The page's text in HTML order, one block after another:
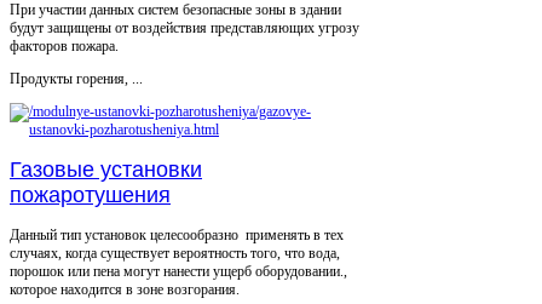
При участии данных систем безопасные зоны в здании
будут защищены от воздействия представляющих угрозу
факторов пожара.
Продукты горения, ...
Газовые установки
пожаротушения
Данный тип установок целесообразно применять в тех
случаях, когда существует вероятность того, что вода,
порошок или пена могут нанести ущерб оборудовании.,
которое находится в зоне возгорания.